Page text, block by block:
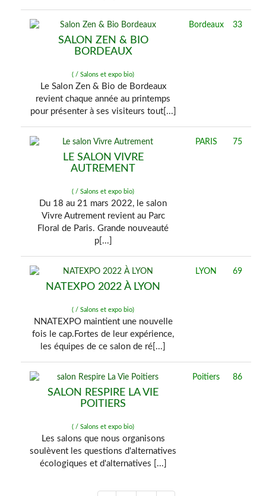
SALON ZEN & BIO
BORDEAUX
( / Salons et expo bio)
Le Salon Zen & Bio de Bordeaux
revient chaque année au printemps
pour présenter à ses visiteurs tout[...]
Bordeaux 33
LE SALON VIVRE
AUTREMENT
( / Salons et expo bio)
Du 18 au 21 mars 2022, le salon
Vivre Autrement revient au Parc
Floral de Paris. Grande nouveauté
p[...]
PARIS 75
NATEXPO 2022 À LYON
( / Salons et expo bio)
NNATEXPO maintient une nouvelle
fois le cap.Fortes de leur expérience,
les équipes de ce salon de ré[...]
LYON 69
SALON RESPIRE LA VIE
POITIERS
( / Salons et expo bio)
Les salons que nous organisons
soulèvent les questions d'alternatives
écologiques et d'alternatives [...]
Poitiers 86